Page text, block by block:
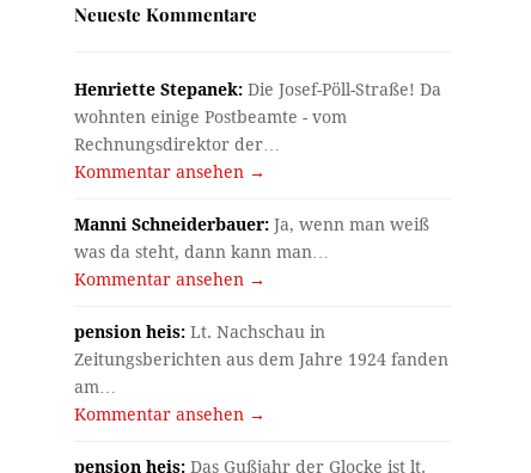
Neueste Kommentare
Henriette Stepanek: Die Josef-Pöll-Straße! Da
wohnten einige Postbeamte - vom
Rechnungsdirektor der…
Kommentar ansehen →
Manni Schneiderbauer: Ja, wenn man weiß
was da steht, dann kann man…
Kommentar ansehen →
pension heis: Lt. Nachschau in
Zeitungsberichten aus dem Jahre 1924 fanden
am…
Kommentar ansehen →
pension heis: Das Gußjahr der Glocke ist lt.